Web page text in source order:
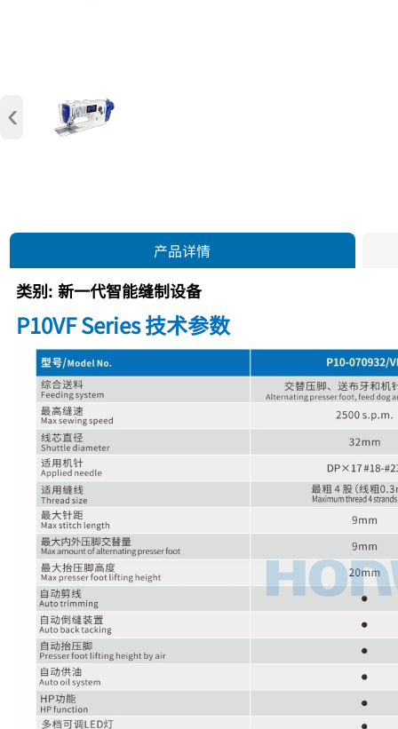
‹
P10VF Series 技术参数
类别: 新一代智能缝制设备
产品详情